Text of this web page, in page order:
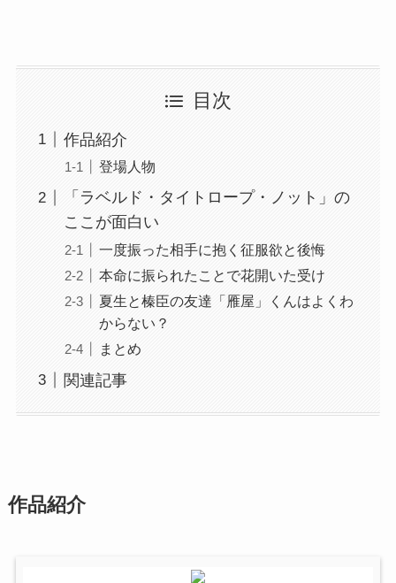
目次
作品紹介
登場人物
「ラベルド・タイトロープ・ノット」の
ここが面白い
一度振った相手に抱く征服欲と後悔
本命に振られたことで花開いた受け
夏生と榛臣の友達「雁屋」くんはよくわ
からない？
まとめ
関連記事
作品紹介